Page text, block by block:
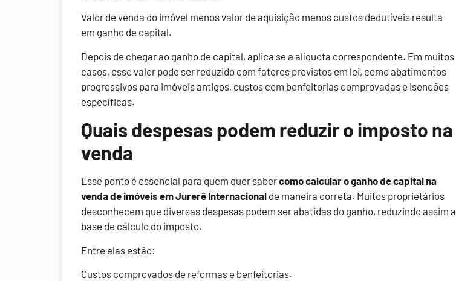
Valor de venda do imóvel menos valor de aquisição menos custos dedutíveis resulta
em ganho de capital.
Depois de chegar ao ganho de capital, aplica se a alíquota correspondente. Em muitos
casos, esse valor pode ser reduzido com fatores previstos em lei, como abatimentos
progressivos para imóveis antigos, custos com benfeitorias comprovadas e isenções
específicas.
Quais despesas podem reduzir o imposto na
venda
Esse ponto é essencial para quem quer sabercomo calcular o ganho de capital na
venda de imóveis em Jurerê Internacional de maneira correta. Muitos proprietários
desconhecem que diversas despesas podem ser abatidas do ganho, reduzindo assim a
base de cálculo do imposto.
Entre elas estão:
Custos comprovados de reformas e benfeitorias.